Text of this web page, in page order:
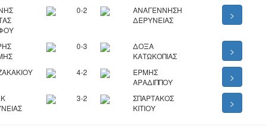
0-2
ΑΝΑΓΕΝΝΗΣΗ
ΔΕΡΥΝΕΙΑΣ
>
0-3
ΔΟΞΑ
ΚΑΤΩΚΟΠΙΑΣ
>
4-2
ΕΡΜΗΣ
ΑΡΑΔΙΠΠΟΥ
>
3-2
ΣΠΑΡΤΑΚΟΣ
ΚΙΤΙΟΥ
>